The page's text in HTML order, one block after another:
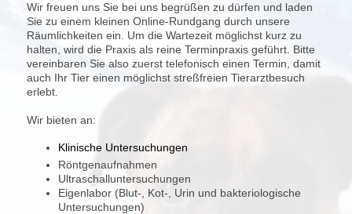
Wir freuen uns Sie bei uns begrüßen zu dürfen und laden
Sie zu einem kleinen Online-Rundgang durch unsere
Räumlichkeiten ein. Um die Wartezeit möglichst kurz zu
halten, wird die Praxis als reine Terminpraxis geführt. Bitte
vereinbaren Sie also zuerst telefonisch einen Termin, damit
auch Ihr Tier einen möglichst streßfreien Tierarztbesuch
erlebt.
Wir bieten an:
Klinische Untersuchungen
Röntgenaufnahmen
Ultraschalluntersuchungen
Eigenlabor (Blut-, Kot-, Urin und bakteriologische
Untersuchungen)